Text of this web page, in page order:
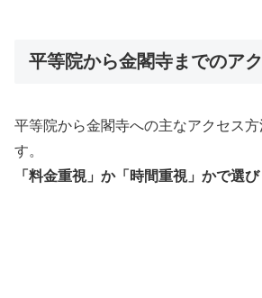
平等院から金閣寺までのア
平等院から金閣寺への主なアクセス
す。
「料金重視」か「時間重視」かで選び